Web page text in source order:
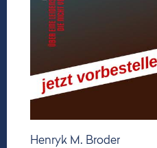
Henryk M. Broder